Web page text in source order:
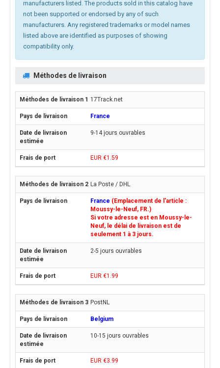
manufacturers listed. The products sold in this catalog have
not been supported or endorsed by any of such
manufacturers. Any registered trademarks or model names
listed above are identified as purposes of showing
compatibility only.
Méthodes de livraison
17Track.net
France
9-14 jours ouvrables
EUR €1.59
La Poste / DHL
France (Emplacement de l'article :
Moussy-le-Neuf, FR.)
Si votre adresse est en Moussy-le-
Neuf, le délai de livraison est de
seulement 1 à 3 jours.
2-5 jours ouvrables
EUR €1.99
PostNL
Belgium
10-15 jours ouvrables
EUR €3.99